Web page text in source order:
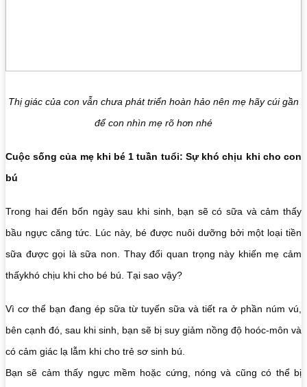
Thị giác của con vẫn chưa phát triển hoàn hảo nên mẹ hãy cúi gần
để con nhìn mẹ rõ hơn nhé
Cuộc sống của mẹ khi bé 1 tuần tuổi: Sự khó chịu khi cho con
bú
Trong hai đến bốn ngày sau khi sinh, bạn sẽ có sữa và cảm thấy
bầu ngực căng tức. Lúc này, bé được nuôi dưỡng bởi một loại tiền
sữa được gọi là sữa non. Thay đổi quan trọng này khiến mẹ cảm
thấykhó chịu khi cho bé bú. Tại sao vậy?
Vì cơ thể bạn đang ép sữa từ tuyến sữa và tiết ra ở phần núm vú,
bên cạnh đó, sau khi sinh, bạn sẽ bị suy giảm nồng độ hoóc-môn và
có cảm giác lạ lẫm khi cho trẻ sơ sinh bú.
Bạn sẽ cảm thấy ngực mềm hoặc cứng, nóng và cũng có thể bị